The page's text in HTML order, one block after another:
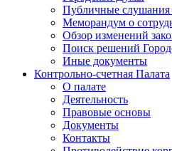
Публичные
Меморандум о
Обзор изменений
Поиск решений
Иные документы
Контрольно-счетная Палата
О палате
Деятельность
Правовые основы
Документы
Контакты